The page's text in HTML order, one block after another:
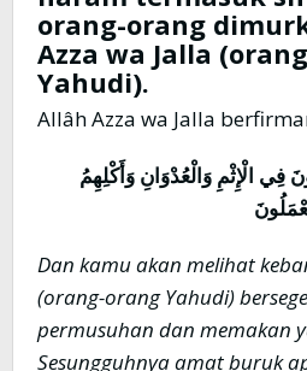
orang-orang
Azza wa Jalla
Yahudi).
Allâh Azza wa Jalla
فِي الْإِثْمِ وَالْعُدْوَانِ وَأَكْلِهِمُ
Dan kamu akan melihat
(orang-orang Yahudi)
permusuhan dan memakan
Sesungguhnya amat buruk